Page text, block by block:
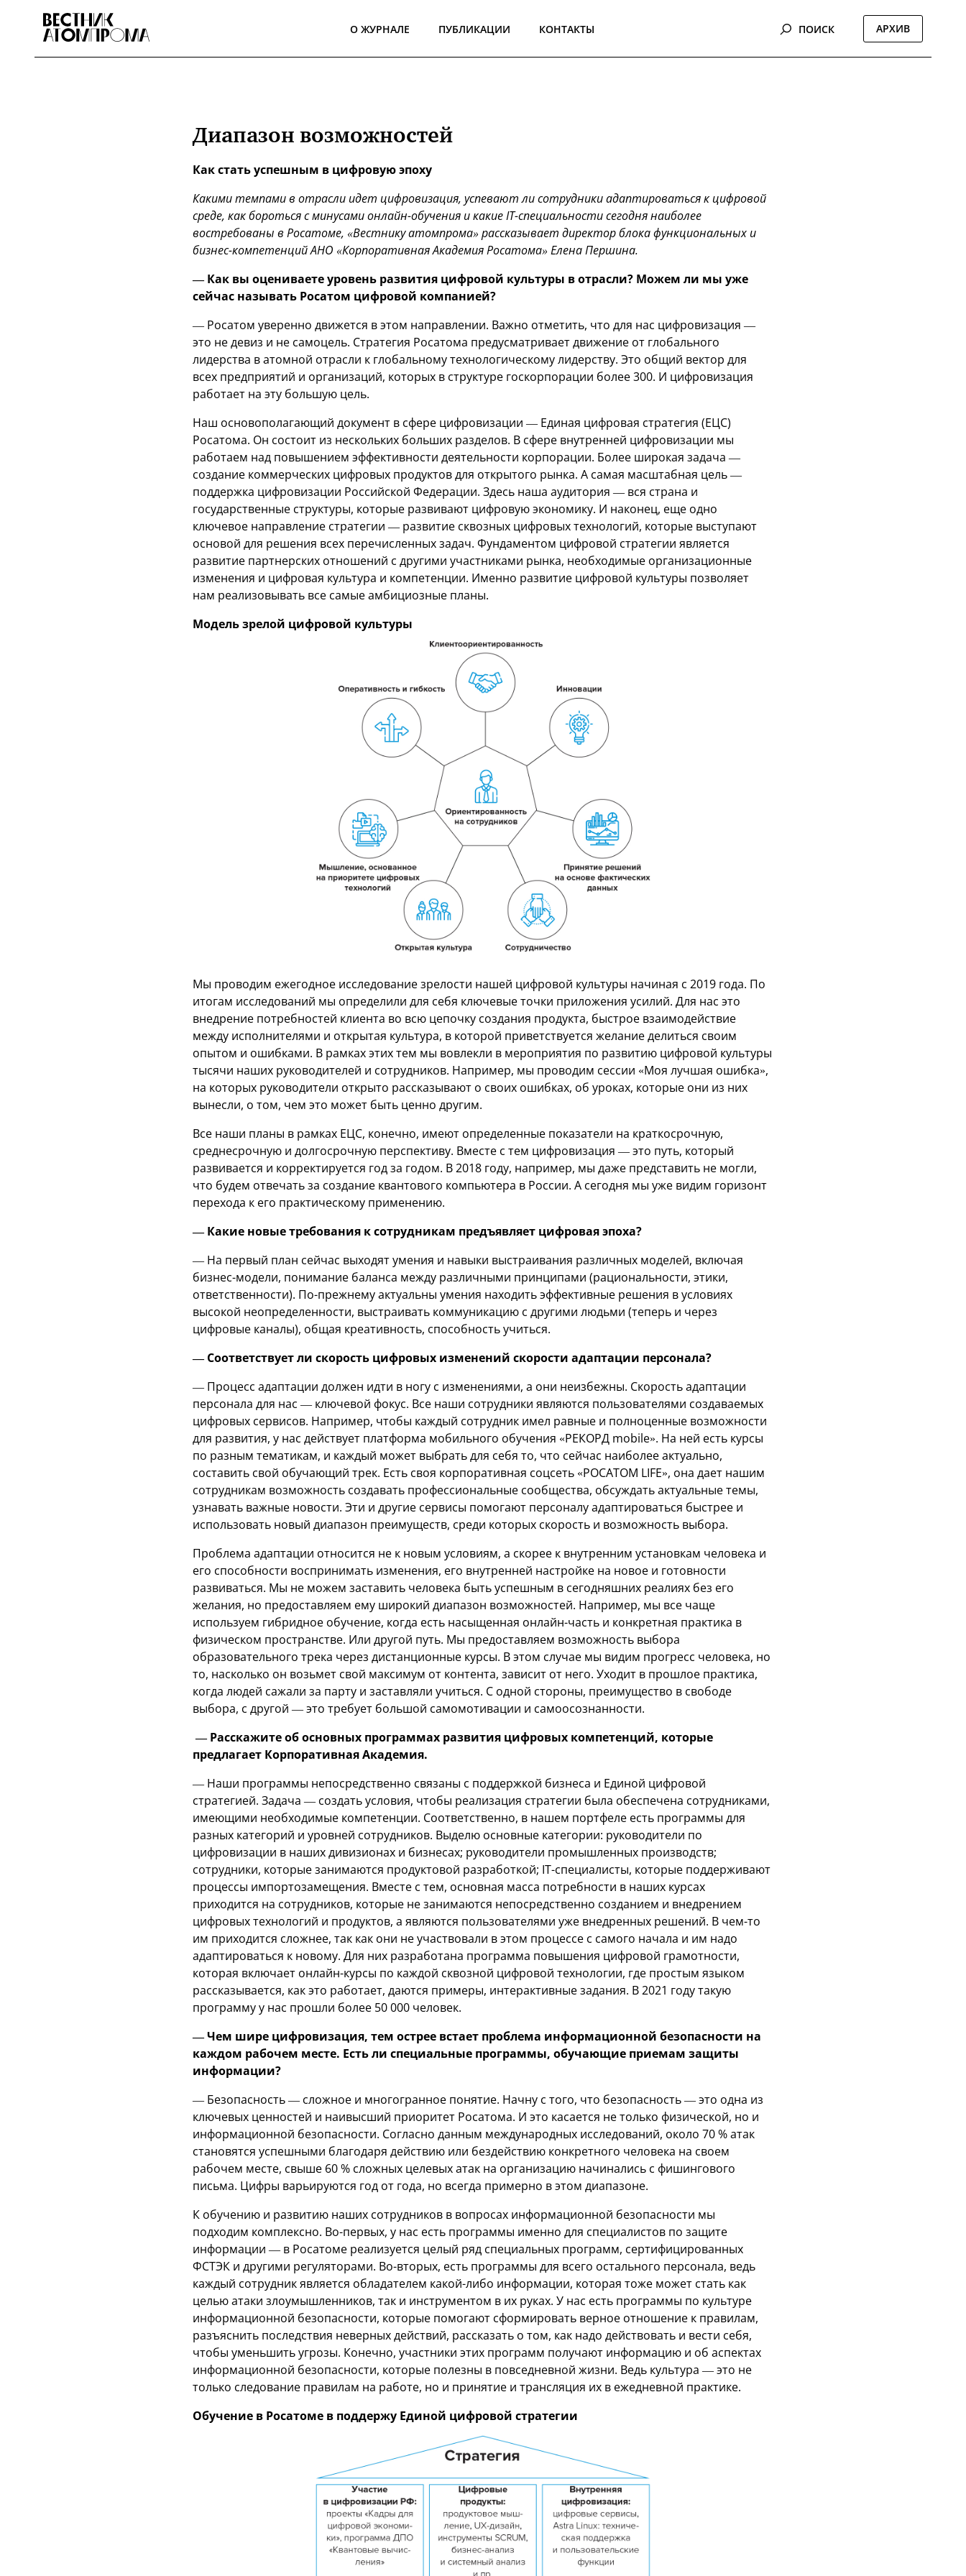
О ЖУРНАЛЕ ПУБЛИКАЦИИ КОНТАКТЫ ПОИСК АРХИВ
Диапазон возможностей
Как стать успешным в цифровую эпоху
Какими темпами в отрасли идет цифровизация, успевают ли сотрудники адаптироваться к цифровой
среде, как бороться с минусами онлайн-обучения и какие IT-специальности сегодня наиболее
востребованы в Росатоме, «Вестнику атомпрома» рассказывает директор блока функциональных и
бизнес-компетенций АНО «Корпоративная Академия Росатома» Елена Першина.
— Как вы оцениваете уровень развития цифровой культуры в отрасли? Можем ли мы уже
сейчас называть Росатом цифровой компанией?
— Росатом уверенно движется в этом направлении. Важно отметить, что для нас цифровизация —
это не девиз и не самоцель. Стратегия Росатома предусматривает движение от глобального
лидерства в атомной отрасли к глобальному технологическому лидерству. Это общий вектор для
всех предприятий и организаций, которых в структуре госкорпорации более 300. И цифровизация
работает на эту большую цель.
Наш основополагающий документ в сфере цифровизации — Единая цифровая стратегия (ЕЦС)
Росатома. Он состоит из нескольких больших разделов. В сфере внутренней цифровизации мы
работаем над повышением эффективности деятельности корпорации. Более широкая задача —
создание коммерческих цифровых продуктов для открытого рынка. А самая масштабная цель —
поддержка цифровизации Российской Федерации. Здесь наша аудитория — вся страна и
государственные структуры, которые развивают цифровую экономику. И наконец, еще одно
ключевое направление стратегии — развитие сквозных цифровых технологий, которые выступают
основой для решения всех перечисленных задач. Фундаментом цифровой стратегии является
развитие партнерских отношений с другими участниками рынка, необходимые организационные
изменения и цифровая культура и компетенции. Именно развитие цифровой культуры позволяет
нам реализовывать все самые амбициозные планы.
Модель зрелой цифровой культуры
Мы проводим ежегодное исследование зрелости нашей цифровой культуры начиная с 2019 года. По
итогам исследований мы определили для себя ключевые точки приложения усилий. Для нас это
внедрение потребностей клиента во всю цепочку создания продукта, быстрое взаимодействие
между исполнителями и открытая культура, в которой приветствуется желание делиться своим
опытом и ошибками. В рамках этих тем мы вовлекли в мероприятия по развитию цифровой культуры
тысячи наших руководителей и сотрудников. Например, мы проводим сессии «Моя лучшая ошибка»,
на которых руководители открыто рассказывают о своих ошибках, об уроках, которые они из них
вынесли, о том, чем это может быть ценно другим.
Все наши планы в рамках ЕЦС, конечно, имеют определенные показатели на краткосрочную,
среднесрочную и долгосрочную перспективу. Вместе с тем цифровизация — это путь, который
развивается и корректируется год за годом. В 2018 году, например, мы даже представить не могли,
что будем отвечать за создание квантового компьютера в России. А сегодня мы уже видим горизонт
перехода к его практическому применению.
— Какие новые требования к сотрудникам предъявляет цифровая эпоха?
— На первый план сейчас выходят умения и навыки выстраивания различных моделей, включая
бизнес-модели, понимание баланса между различными принципами (рациональности, этики,
ответственности). По-прежнему актуальны умения находить эффективные решения в условиях
высокой неопределенности, выстраивать коммуникацию с другими людьми (теперь и через
цифровые каналы), общая креативность, способность учиться.
— Соответствует ли скорость цифровых изменений скорости адаптации персонала?
— Процесс адаптации должен идти в ногу с изменениями, а они неизбежны. Скорость адаптации
персонала для нас — ключевой фокус. Все наши сотрудники являются пользователями создаваемых
цифровых сервисов. Например, чтобы каждый сотрудник имел равные и полноценные возможности
для развития, у нас действует платформа мобильного обучения «РЕКОРД mobile». На ней есть курсы
по разным тематикам, и каждый может выбрать для себя то, что сейчас наиболее актуально,
составить свой обучающий трек. Есть своя корпоративная соцсеть «РОСАТОМ LIFE», она дает нашим
сотрудникам возможность создавать профессиональные сообщества, обсуждать актуальные темы,
узнавать важные новости. Эти и другие сервисы помогают персоналу адаптироваться быстрее и
использовать новый диапазон преимуществ, среди которых скорость и возможность выбора.
Проблема адаптации относится не к новым условиям, а скорее к внутренним установкам человека и
его способности воспринимать изменения, его внутренней настройке на новое и готовности
развиваться. Мы не можем заставить человека быть успешным в сегодняшних реалиях без его
желания, но предоставляем ему широкий диапазон возможностей. Например, мы все чаще
используем гибридное обучение, когда есть насыщенная онлайн-часть и конкретная практика в
физическом пространстве. Или другой путь. Мы предоставляем возможность выбора
образовательного трека через дистанционные курсы. В этом случае мы видим прогресс человека, но
то, насколько он возьмет свой максимум от контента, зависит от него. Уходит в прошлое практика,
когда людей сажали за парту и заставляли учиться. С одной стороны, преимущество в свободе
выбора, с другой — это требует большой самомотивации и самоосознанности.
— Расскажите об основных программах развития цифровых компетенций, которые
предлагает Корпоративная Академия.
— Наши программы непосредственно связаны с поддержкой бизнеса и Единой цифровой
стратегией. Задача — создать условия, чтобы реализация стратегии была обеспечена сотрудниками,
имеющими необходимые компетенции. Соответственно, в нашем портфеле есть программы для
разных категорий и уровней сотрудников. Выделю основные категории: руководители по
цифровизации в наших дивизионах и бизнесах; руководители промышленных производств;
сотрудники, которые занимаются продуктовой разработкой; IT-специалисты, которые поддерживают
процессы импортозамещения. Вместе с тем, основная масса потребности в наших курсах
приходится на сотрудников, которые не занимаются непосредственно созданием и внедрением
цифровых технологий и продуктов, а являются пользователями уже внедренных решений. В чем-то
им приходится сложнее, так как они не участвовали в этом процессе с самого начала и им надо
адаптироваться к новому. Для них разработана программа повышения цифровой грамотности,
которая включает онлайн-курсы по каждой сквозной цифровой технологии, где простым языком
рассказывается, как это работает, даются примеры, интерактивные задания. В 2021 году такую
программу у нас прошли более 50 000 человек.
— Чем шире цифровизация, тем острее встает проблема информационной безопасности на
каждом рабочем месте. Есть ли специальные программы, обучающие приемам защиты
информации?
— Безопасность — сложное и многогранное понятие. Начну с того, что безопасность — это одна из
ключевых ценностей и наивысший приоритет Росатома. И это касается не только физической, но и
информационной безопасности. Согласно данным международных исследований, около 70 % атак
становятся успешными благодаря действию или бездействию конкретного человека на своем
рабочем месте, свыше 60 % сложных целевых атак на организацию начинались с фишингового
письма. Цифры варьируются год от года, но всегда примерно в этом диапазоне.
К обучению и развитию наших сотрудников в вопросах информационной безопасности мы
подходим комплексно. Во-первых, у нас есть программы именно для специалистов по защите
информации — в Росатоме реализуется целый ряд специальных программ, сертифицированных
ФСТЭК и другими регуляторами. Во-вторых, есть программы для всего остального персонала, ведь
каждый сотрудник является обладателем какой-либо информации, которая тоже может стать как
целью атаки злоумышленников, так и инструментом в их руках. У нас есть программы по культуре
информационной безопасности, которые помогают сформировать верное отношение к правилам,
разъяснить последствия неверных действий, рассказать о том, как надо действовать и вести себя,
чтобы уменьшить угрозы. Конечно, участники этих программ получают информацию и об аспектах
информационной безопасности, которые полезны в повседневной жизни. Ведь культура — это не
только следование правилам на работе, но и принятие и трансляция их в ежедневной практике.
Обучение в Росатоме в поддержу Единой цифровой стратегии